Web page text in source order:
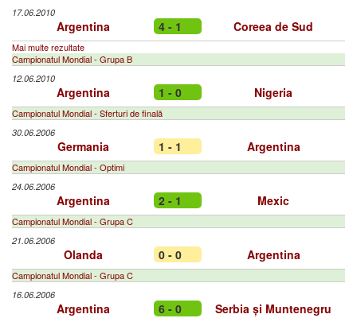
17.06.2010
Argentina 4 - 1 Coreea de Sud
Mai multe rezultate
Campionatul Mondial - Grupa B
12.06.2010
Argentina 1 - 0 Nigeria
Campionatul Mondial - Sferturi de finală
30.06.2006
Germania 1 - 1 Argentina
Campionatul Mondial - Optimi
24.06.2006
Argentina 2 - 1 Mexic
Campionatul Mondial - Grupa C
21.06.2006
Olanda 0 - 0 Argentina
Campionatul Mondial - Grupa C
16.06.2006
Argentina 6 - 0 Serbia și Muntenegru